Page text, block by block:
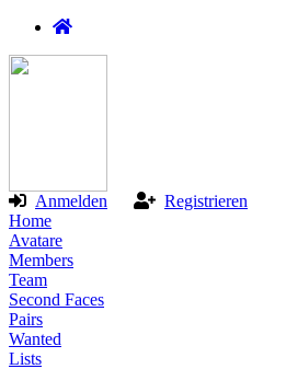
Anmelden
Registrieren
Home
Avatare
Members
Team
Second Faces
Pairs
Wanted
Lists